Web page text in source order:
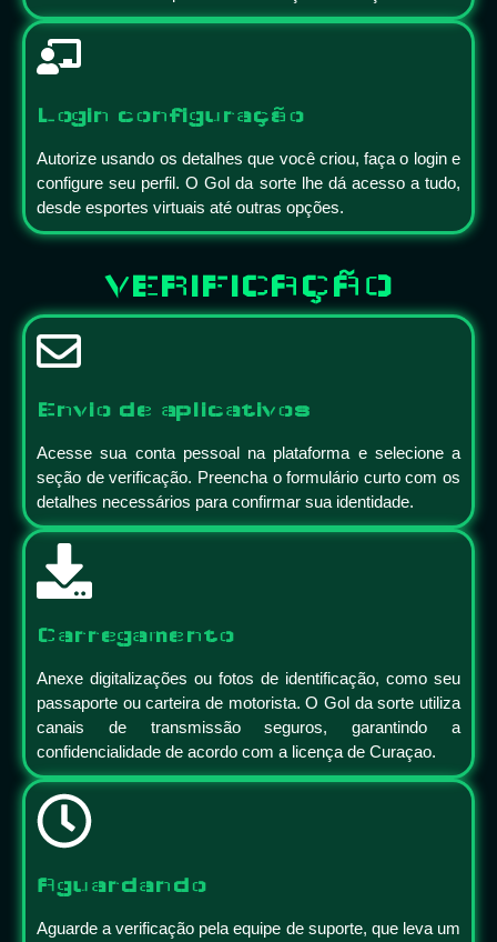
Login configuração
Autorize usando os detalhes que você criou, faça o login e
configure seu perfil. O Gol da sorte lhe dá acesso a tudo,
desde esportes virtuais até outras opções.
VERIFICAÇÃO
Envio de aplicativos
Acesse sua conta pessoal na plataforma e selecione a
seção de verificação. Preencha o formulário curto com os
detalhes necessários para confirmar sua identidade.
Carregamento
Anexe digitalizações ou fotos de identificação, como seu
passaporte ou carteira de motorista. O Gol da sorte utiliza
canais de transmissão seguros, garantindo a
confidencialidade de acordo com a licença de Curaçao.
Aguardando
Aguarde a verificação pela equipe de suporte, que leva um